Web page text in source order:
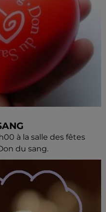
à la salle des fêtes
du sang.